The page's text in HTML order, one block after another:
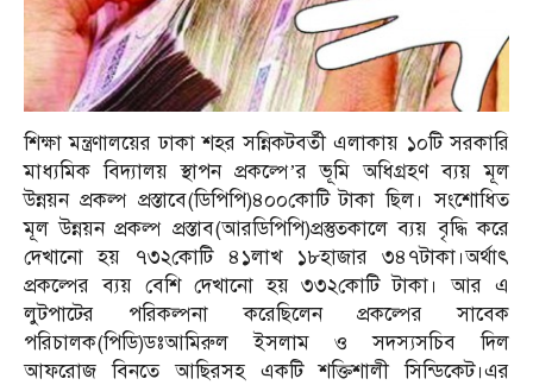
শিক্ষা মন্ত্রণালয়ের ঢাকা শহর সন্নিকটবর্তী এলাকায় ১০টি সরকারি
মাধ্যমিক বিদ্যালয় স্থাপন প্রকল্পে’র ভূমি অধিগ্রহণ ব্যয় মূল
উন্নয়ন প্রকল্প প্রস্তাবে(ডিপিপি)৪০০কোটি টাকা ছিল। সংশোধিত
মূল উন্নয়ন প্রকল্প প্রস্তাব(আরডিপিপি)প্রস্তুতকালে ব্যয় বৃদ্ধি করে
দেখানো হয় ৭৩২কোটি ৪১লাখ ১৮হাজার ৩৪৭টাকা।অর্থাৎ
প্রকল্পের ব্যয় বেশি দেখানো হয় ৩৩২কোটি টাকা। আর এ
লুটপাটের পরিকল্পনা করেছিলেন প্রকল্পের সাবেক
পরিচালক(পিডি)ডঃআমিরুল ইসলাম ও সদস্যসচিব দিল
আফরোজ বিনতে আছিরসহ একটি শক্তিশালী সিন্ডিকেট।এর